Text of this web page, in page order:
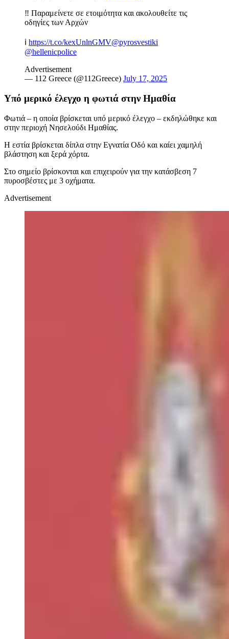
‼️ Παραμείνετε σε ετοιμότητα και ακολουθείτε τις
οδηγίες των Αρχών
ℹ️ https://t.co/kexUnlnGMV@pyrosvestiki
@hellenicpolice
Advertisement
— 112 Greece (@112Greece) July 17, 2025
Υπό μερικό έλεγχο η φωτιά στην Ημαθία
Φωτιά – η οποία βρίσκεται υπό μερικό έλεγχο – εκδηλώθηκε και
στην περιοχή Νησελούδι Ημαθίας.
Η εστία βρίσκεται δίπλα στην Εγνατία Οδό και καίει χαμηλή
βλάστηση και ξερά χόρτα.
Στο σημείο βρίσκονται και επιχειρούν για την κατάσβεση 7
πυροσβέστες με 3 οχήματα.
Advertisement